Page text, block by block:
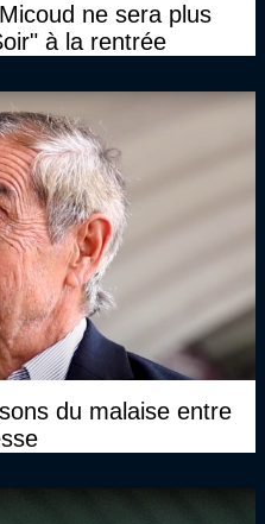
ne sera plus
à la rentrée
du malaise entre